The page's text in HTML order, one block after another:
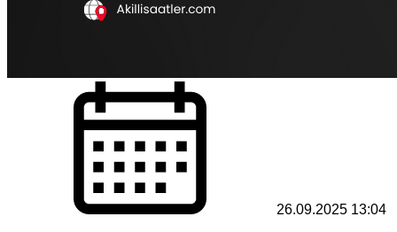
26.09.2025 13:04